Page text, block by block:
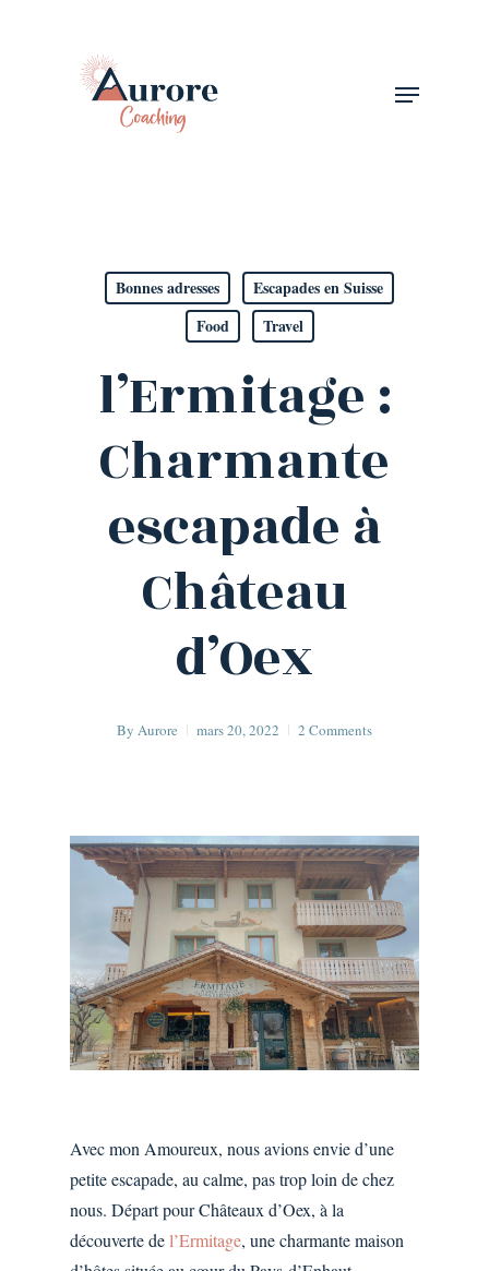
Menu
Bonnes adresses
Escapades en Suisse
Food
Travel
l’Ermitage :
Charmante
escapade à
Château
d’Oex
By Aurore mars 20, 2022 2 Comments
Avec mon Amoureux, nous avions envie d’une
petite escapade, au calme, pas trop loin de chez
nous. Départ pour Châteaux d’Oex, à la
découverte del’Ermitage, une charmante maison